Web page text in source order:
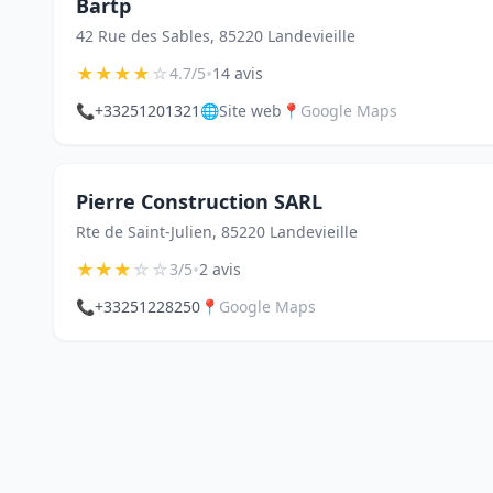
42 Rue des Sables, 85220 Landevieille
★★★★☆4.7/5•14 avis
📞+33251201321 🌐Site web 📍 Google Maps
Pierre Construction SARL
Rte de Saint-Julien, 85220 Landevieille
★★★☆☆3/5•2 avis
📞+33251228250 📍 Google Maps